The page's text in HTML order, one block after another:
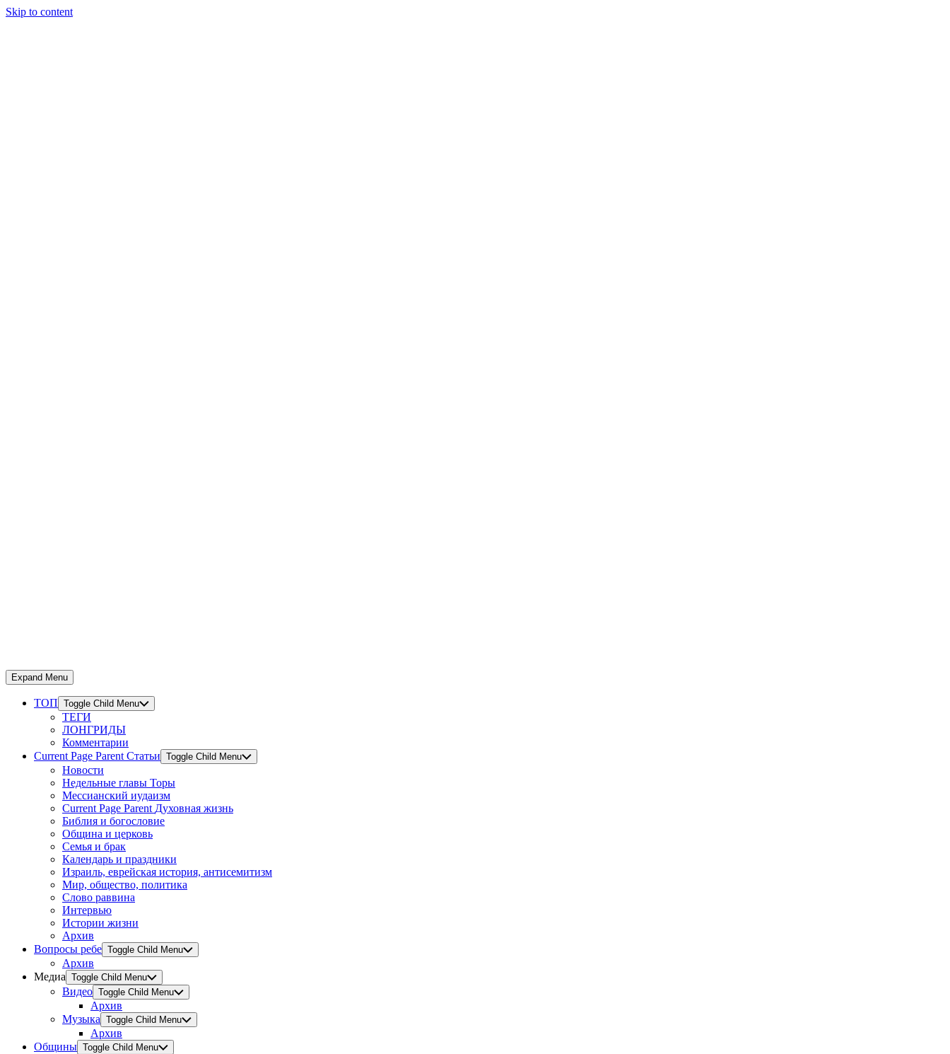
Skip to content
Expand Menu
ТОП Toggle Child Menu
ТЕГИ
ЛОНГРИДЫ
Комментарии
Current Page Parent Статьи Toggle Child Menu
Новости
Недельные главы Торы
Мессианский иудаизм
Current Page Parent Духовная жизнь
Библия и богословие
Община и церковь
Семья и брак
Календарь и праздники
Израиль, еврейская история, антисемитизм
Мир, общество, политика
Слово раввина
Интервью
Истории жизни
Архив
Вопросы ребе Toggle Child Menu
Архив
Медиа Toggle Child Menu
Видео Toggle Child Menu
Архив
Музыка Toggle Child Menu
Архив
Общины Toggle Child Menu